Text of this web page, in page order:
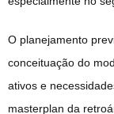
O planejamento
conceituação do
ativos e
masterplan da